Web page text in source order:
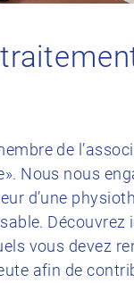
de
Nous nous
d’une
Découvrez
vous devez
afin de